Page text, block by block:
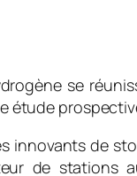
se
étude
innovants de
de stations